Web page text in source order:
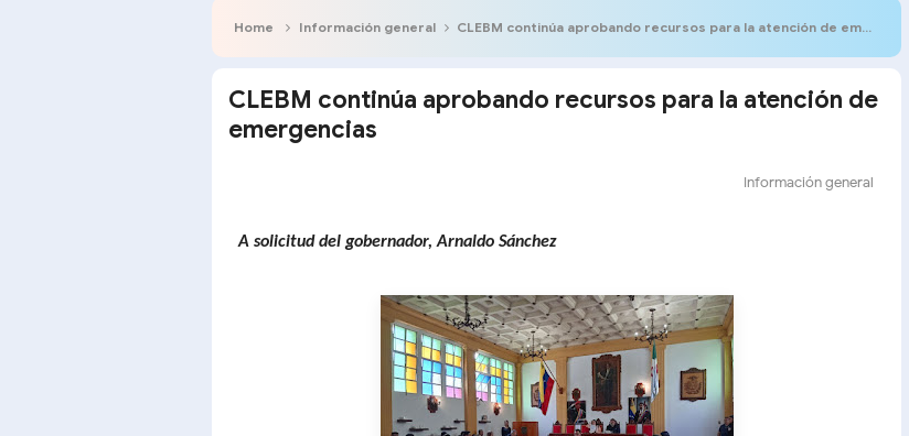
Home Información general CLEBM continúa aprobando recursos para la atención de emergencias
CLEBM continúa aprobando recursos para la atención de
emergencias
Información general
A solicitud del gobernador, Arnaldo Sánchez